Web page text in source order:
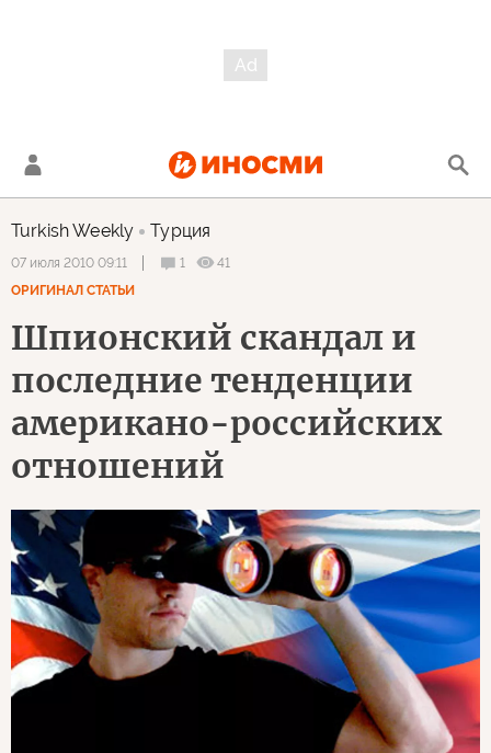
Turkish Weekly Турция
07 июля 2010 09:11 1
41
ОРИГИНАЛ СТАТЬИ
Шпионский скандал и
последние тенденции
американо-российских
отношений